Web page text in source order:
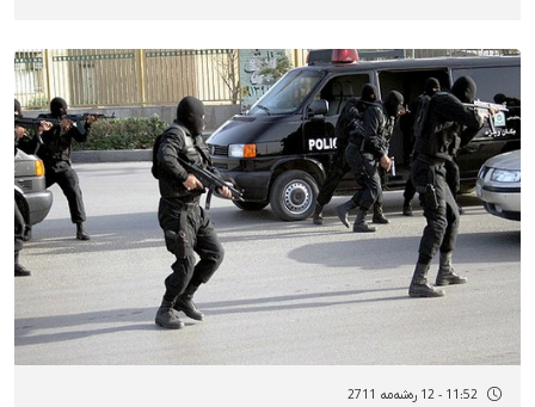
11:52 - 12 رەشەمه 2711